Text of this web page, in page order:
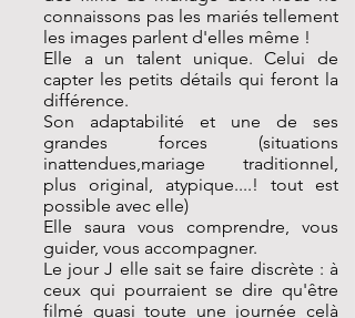
connaissons pas les mariés tellement
les images parlent d'elles même !
Elle a un talent unique. Celui de
capter les petits détails qui feront la
différence.
Son adaptabilité et une de ses
grandes forces (situations
inattendues,mariage traditionnel,
plus original, atypique....! tout est
possible avec elle)
Elle saura vous comprendre, vous
guider, vous accompagner.
Le jour J elle sait se faire discrète : à
ceux qui pourraient se dire qu'être
filmé quasi toute une journée celà